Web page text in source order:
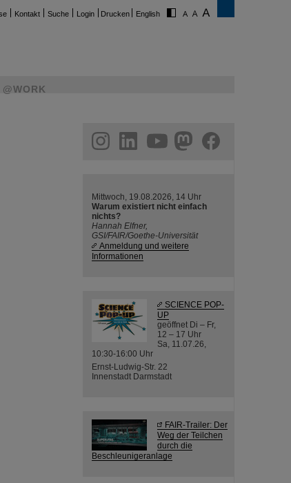
Kontakt Suche Login Drucken English
@WORK
helmholtz.social
facebook
Mittwoch, 19.08.2026, 14 Uhr
Warum existiert nicht einfach
nichts?
Hannah Elfner,
GSI/FAIR/Goethe-Universität
Anmeldung und weitere
Informationen
SCIENCE POP-
UP
geöffnet Di – Fr,
12 – 17 Uhr
Sa, 11.07.26,
10:30-16:00 Uhr
Ernst-Ludwig-Str. 22
Innenstadt Darmstadt
FAIR-Trailer: Der
Weg der Teilchen
durch die
Beschleunigeranlage